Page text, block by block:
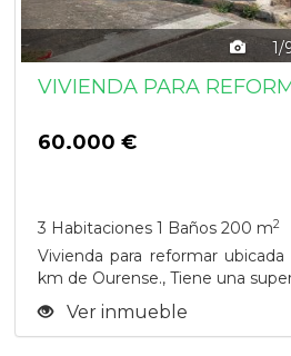
1/
VIVIENDA PARA
60.000 €
3 Habitaciones 1 Baños 200 m2
Vivienda para reformar
km de Ourense., Tiene una
Ver inmueble